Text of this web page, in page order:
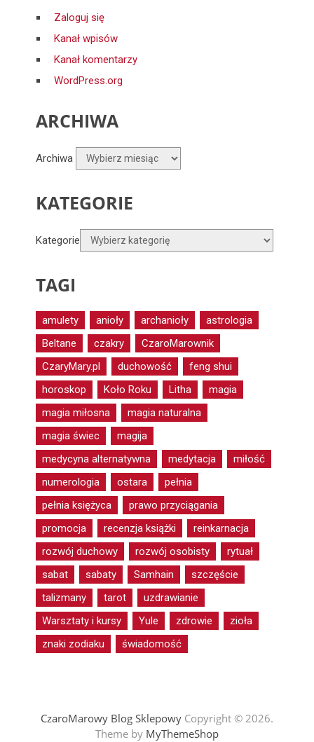
Zaloguj się
Kanał wpisów
Kanał komentarzy
WordPress.org
ARCHIWA
Archiwa
KATEGORIE
Kategorie
TAGI
amulety anioły archanioły
astrologia
Beltane
czakry
CzaroMarownik
CzaryMary.pl
duchowość
feng shui
horoskop
Koło Roku Litha
magia
magia miłosna
magia naturalna
magia świec
magija
medycyna alternatywna
medytacja
miłość
numerologia
ostara
pełnia
pełnia księżyca
prawo przyciągania
promocja
recenzja książki
reinkarnacja
rozwój duchowy
rozwój osobisty
rytuał
sabat
sabaty Samhain
szczęście
talizmany
tarot
uzdrawianie
Warsztaty i kursy
Yule zdrowie
zioła
znaki zodiaku
świadomość
CzaroMarowy Blog SklepowyCopyright © 2026.
Theme by MyThemeShop